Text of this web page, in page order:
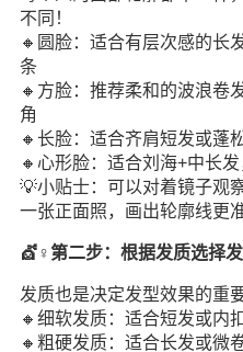
不同！
🔸圆脸：适合有层次感的长
条
🔸方脸：推荐柔和的波浪卷
角
🔸长脸：适合齐肩短发或蓬
🔸心形脸：适合刘海+中长
💡小贴士：可以对着镜子观
一张正面照，画出轮廓线更
💇♀️第二步：根据发质选择
发质也是决定发型效果的重
🔸细软发质：适合短发或内
🔸粗硬发质：适合长发或微